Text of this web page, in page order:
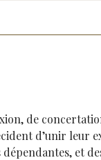
de
d’unir leur
et